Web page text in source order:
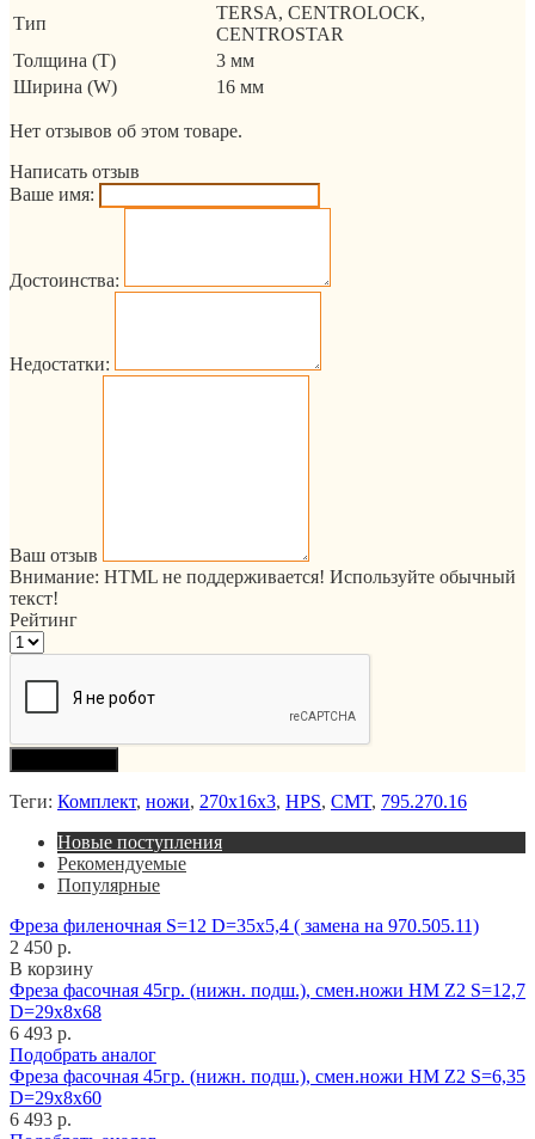
Тип
TERSA, CENTROLOCK,
CENTROSTAR
Толщина (T)
3 мм
Ширина (W)
16 мм
Нет отзывов об этом товаре.
Написать отзыв
Ваше имя:
Достоинства:
Недостатки:
Ваш отзыв
Внимание: HTML не поддерживается! Используйте обычный
текст!
Рейтинг
Теги: Комплект, ножи, 270x16x3, HPS, CMT, 795.270.16
Новые поступления
Рекомендуемые
Популярные
Фреза филеночная S=12 D=35x5,4 ( замена на 970.505.11)
2 450 р.
В корзину
Фреза фасочная 45гр. (нижн. подш.), смен.ножи HM Z2 S=12,7
D=29x8x68
6 493 р.
Подобрать аналог
Фреза фасочная 45гр. (нижн. подш.), смен.ножи HM Z2 S=6,35
D=29x8x60
6 493 р.